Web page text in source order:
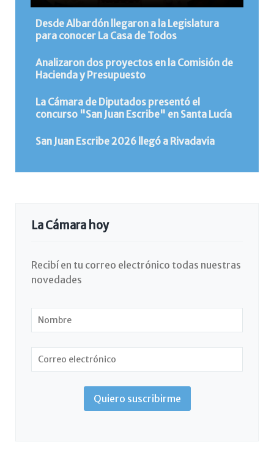
Desde Albardón llegaron a la Legislatura
para conocer La Casa de Todos
Analizaron dos proyectos en la Comisión de
Hacienda y Presupuesto
La Cámara de Diputados presentó el
concurso "San Juan Escribe" en Santa Lucía
San Juan Escribe 2026 llegó a Rivadavia
La Cámara hoy
Recibí en tu correo electrónico todas nuestras
novedades